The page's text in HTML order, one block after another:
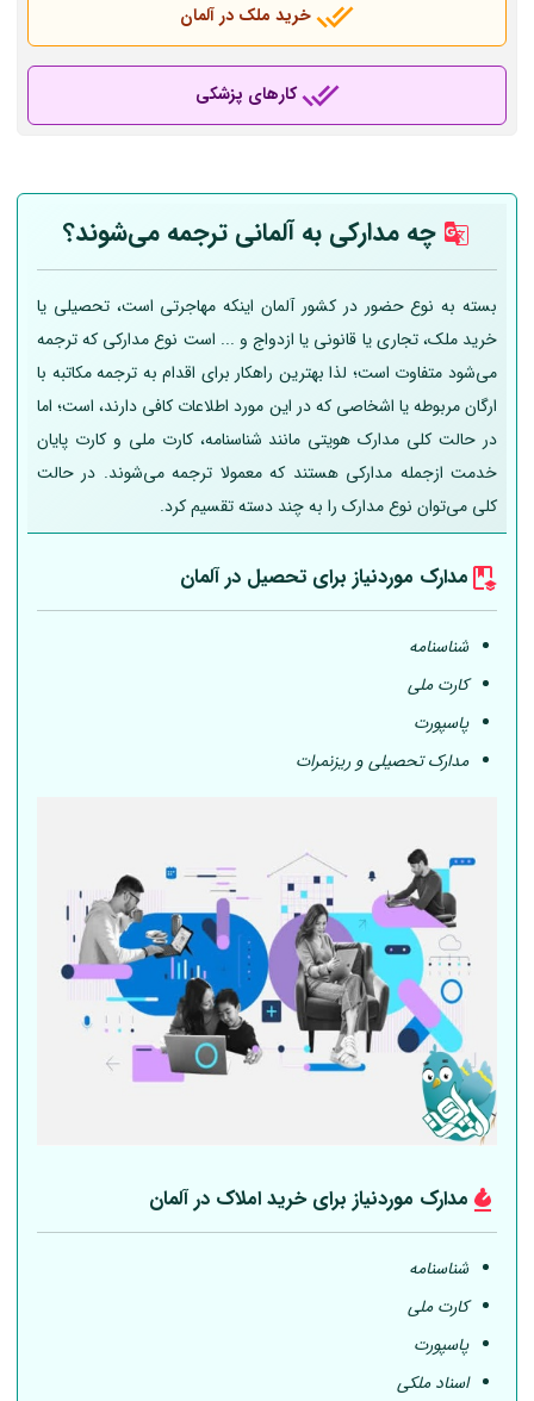
خرید ملک در آلمان
کارهای پزشکی
چه مدارکی بهآلمانی ترجمه می‌شوند؟
بسته به نوع حضور در کشور آلمان اینکه مهاجرتی است، تحصیلی یا
خرید ملک، تجاری یا قانونی یا ازدواج و ... است نوع مدارکی که ترجمه
می‌شود متفاوت است؛ لذا بهترین راهکار برای اقدام به ترجمه مکاتبه با
ارگان مربوطه یا اشخاصی که در این مورد اطلاعات کافی دارند، است؛ اما
در حالت کلی مدارک هویتی مانند شناسنامه، کارت ملی و کارت پایان
خدمت ازجمله مدارکی هستند که معمولا ترجمه می‌شوند. در حالت
کلی می‌توان نوع مدارک را به چند دسته تقسیم کرد.
مدارک موردنیاز برای تحصیل درآلمان
شناسنامه
کارت ملی
پاسپورت
مدارک تحصیلی و ریزنمرات
مدارک موردنیاز برای خرید املاک درآلمان
شناسنامه
کارت ملی
پاسپورت
اسناد ملکی